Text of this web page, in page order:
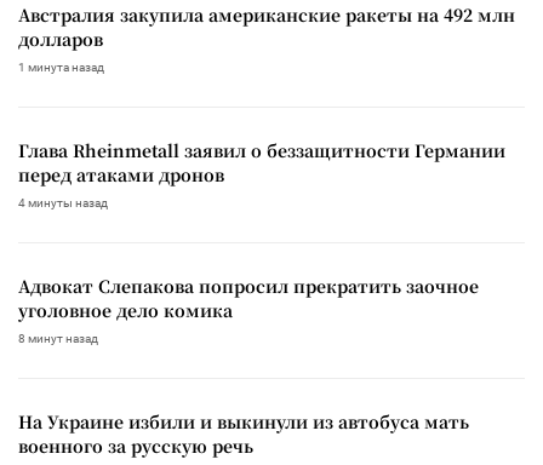
Австралия закупила американские ракеты на 492 млн
долларов
1 минута назад
Глава Rheinmetall заявил о беззащитности Германии
перед атаками дронов
4 минуты назад
Адвокат Слепакова попросил прекратить заочное
уголовное дело комика
8 минут назад
На Украине избили и выкинули из автобуса мать
военного за русскую речь